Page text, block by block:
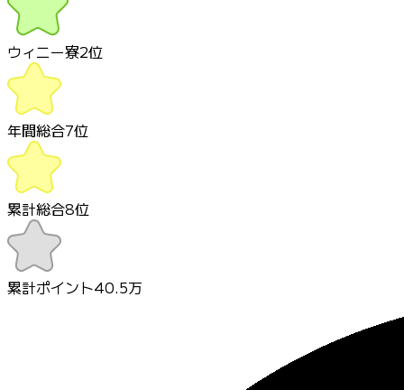
ウィニー寮2位
年間総合7位
累計総合8位
累計ポイント40.5万